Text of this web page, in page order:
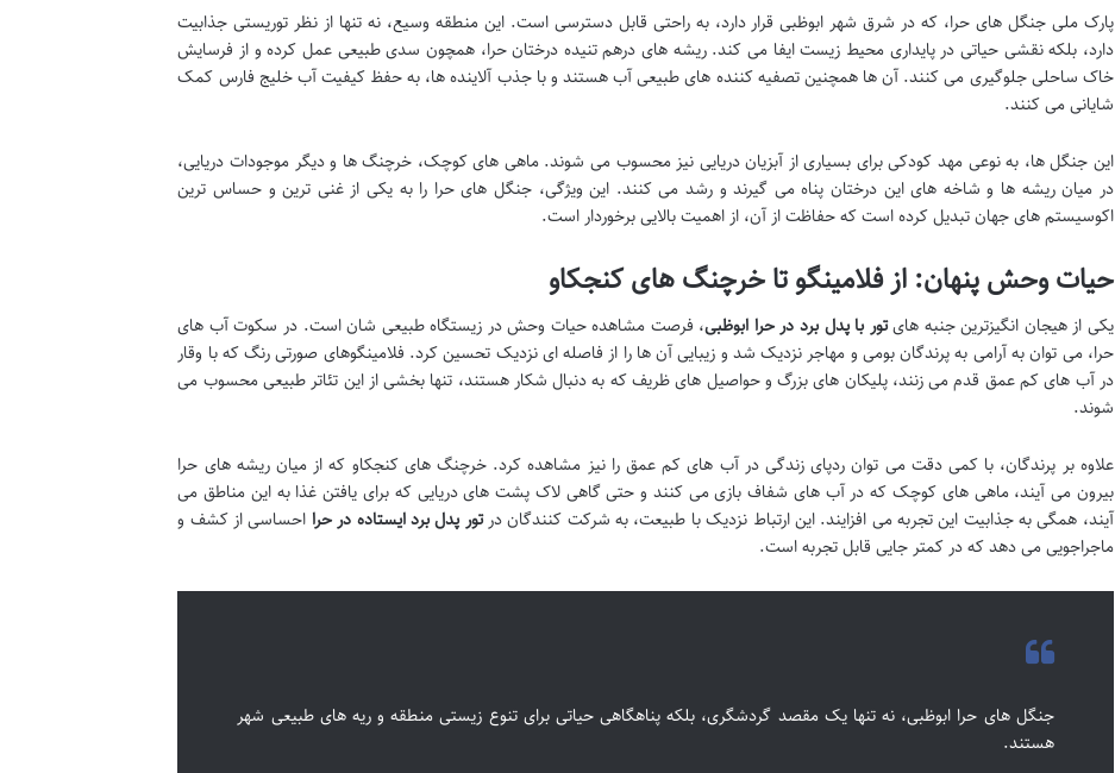
پارک ملی جنگل های حرا، که در شرق شهر ابوظبی قرار دارد، به راحتی قابل دسترسی است. این منطقه وسیع، نه تنها از نظر توریستی جذابیت
دارد، بلکه نقشی حیاتی در پایداری محیط زیست ایفا می کند. ریشه های درهم تنیده درختان حرا، همچون سدی طبیعی عمل کرده و از فرسایش
خاک ساحلی جلوگیری می کنند. آن ها همچنین تصفیه کننده های طبیعی آب هستند و با جذب آلاینده ها، به حفظ کیفیت آب خلیج فارس کمک
شایانی می کنند.
این جنگل ها، به نوعی مهد کودکی برای بسیاری از آبزیان دریایی نیز محسوب می شوند. ماهی های کوچک، خرچنگ ها و دیگر موجودات دریایی،
در میان ریشه ها و شاخه های این درختان پناه می گیرند و رشد می کنند. این ویژگی، جنگل های حرا را به یکی از غنی ترین و حساس ترین
اکوسیستم های جهان تبدیل کرده است که حفاظت از آن، از اهمیت بالایی برخوردار است.
حیات وحش پنهان: از فلامینگو تا خرچنگ های کنجکاو
یکی از هیجان انگیزترین جنبه هایتور با پدل برد در حرا ابوظبی، فرصت مشاهده حیات وحش در زیستگاه طبیعی شان است. در سکوت آب های
حرا، می توان به آرامی به پرندگان بومی و مهاجر نزدیک شد و زیبایی آن ها را از فاصله ای نزدیک تحسین کرد. فلامینگوهای صورتی رنگ که با وقار
در آب های کم عمق قدم می زنند، پلیکان های بزرگ و حواصیل های ظریف که به دنبال شکار هستند، تنها بخشی از این تئاتر طبیعی محسوب می
شوند.
علاوه بر پرندگان، با کمی دقت می توان ردپای زندگی در آب های کم عمق را نیز مشاهده کرد. خرچنگ های کنجکاو که از میان ریشه های حرا
بیرون می آیند، ماهی های کوچک که در آب های شفاف بازی می کنند و حتی گاهی لاک پشت های دریایی که برای یافتن غذا به این مناطق می
آیند، همگی به جذابیت این تجربه می افزایند. این ارتباط نزدیک با طبیعت، به شرکت کنندگان درتور پدل برد ایستاده در حرا احساسی از کشف و
ماجراجویی می دهد که در کمتر جایی قابل تجربه است.
جنگل های حرا ابوظبی، نه تنها یک مقصد گردشگری، بلکه پناهگاهی حیاتی برای تنوع زیستی منطقه و ریه های طبیعی شهر
هستند.